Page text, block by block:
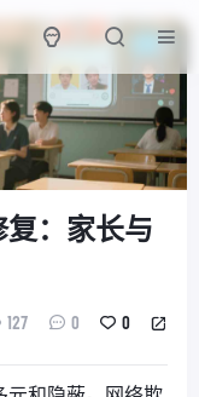
：家长与
127 0 0